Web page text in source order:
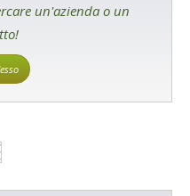
un'azienda o un